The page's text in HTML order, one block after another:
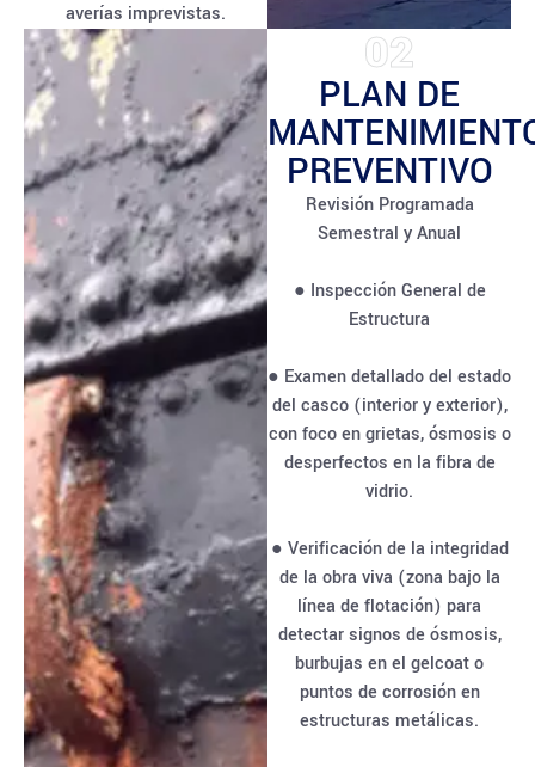
averías imprevistas.
02
PLAN DE
PREVENTIVO
Revisión Programada
Semestral y Anual
● Inspección General de
Estructura
● Examen detallado del estado
del casco (interior y exterior),
con foco en grietas, ósmosis o
desperfectos en la fibra de
vidrio.
● Verificación de la integridad
de la obra viva (zona bajo la
línea de flotación) para
detectar signos de ósmosis,
burbujas en el gelcoat o
puntos de corrosión en
estructuras metálicas.